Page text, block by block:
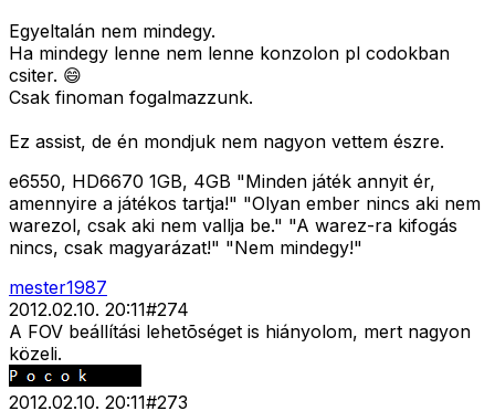
Egyeltalán nem mindegy.
Ha mindegy lenne nem lenne konzolon pl codokban
csiter. 😄
Csak finoman fogalmazzunk.
Ez assist, de én mondjuk nem nagyon vettem észre.
e6550, HD6670 1GB, 4GB "Minden játék annyit ér,
amennyire a játékos tartja!" "Olyan ember nincs aki nem
warezol, csak aki nem vallja be." "A warez-ra kifogás
nincs, csak magyarázat!" "Nem mindegy!"
mester1987
2012.02.10. 20:11#274
A FOV beállítási lehetõséget is hiányolom, mert nagyon
közeli.
2012.02.10. 20:11#273